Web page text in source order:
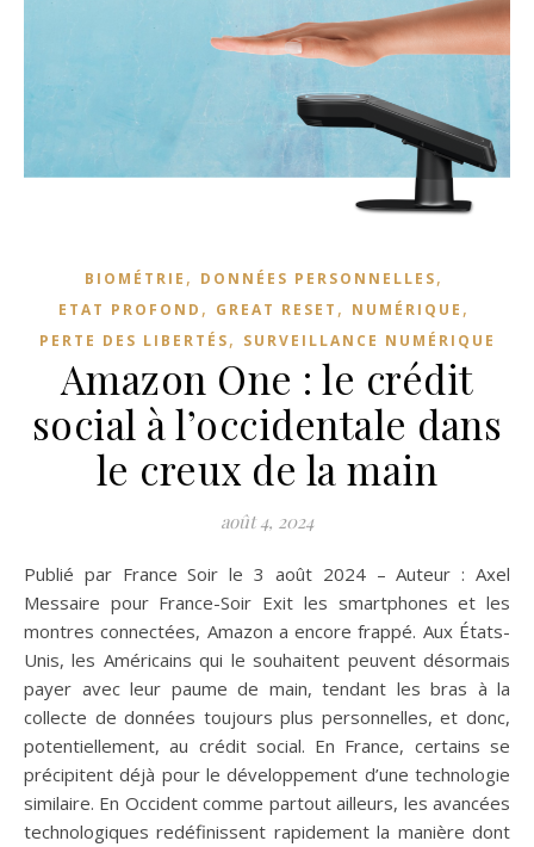
BIOMÉTRIE , DONNÉES PERSONNELLES,
ETAT PROFOND , GREAT RESET , NUMÉRIQUE ,
PERTE DES LIBERTÉS, SURVEILLANCE NUMÉRIQUE
Amazon One : le crédit
social à l’occidentale dans
le creux de la main
août 4, 2024
Publié par France Soir le 3 août 2024 – Auteur : Axel
Messaire pour France-Soir Exit les smartphones et les
montres connectées, Amazon a encore frappé. Aux États-
Unis, les Américains qui le souhaitent peuvent désormais
payer avec leur paume de main, tendant les bras à la
collecte de données toujours plus personnelles, et donc,
potentiellement, au crédit social. En France, certains se
précipitent déjà pour le développement d’une technologie
similaire. En Occident comme partout ailleurs, les avancées
technologiques redéfinissent rapidement la manière dont